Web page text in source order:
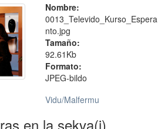
Nombre:
0013_Televido_Kurso_Espera
nto.jpg
Tamaño:
92.61Kb
Formato:
JPEG-bildo
Vidu/Malfermu
en la sekva(j)